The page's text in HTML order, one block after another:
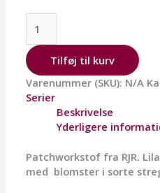
Tilføj til kurv
Varenummer (SKU): N/A
Serier
Beskrivelse
Yderligere
Patchworkstof fra RJR.
med blomster i sorte